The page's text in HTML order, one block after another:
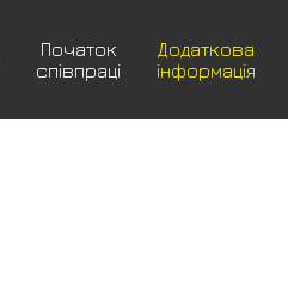
Початок
співпраці
Додаткова
інформація